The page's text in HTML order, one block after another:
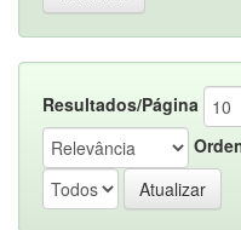
Resultados/Página